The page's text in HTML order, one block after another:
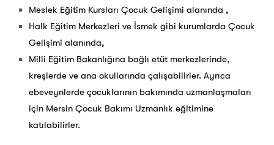
Meslek Eğitim Kursları Çocuk Gelişimi alanında ,
Halk Eğitim Merkezleri ve İsmek gibi kurumlarda Çocuk
Gelişimi alanında,
Milli Eğitim Bakanlığına bağlı etüt merkezlerinde,
kreşlerde ve ana okullarında çalışabilirler. Ayrıca
ebeveynlerde çocuklarının bakımında uzmanlaşmaları
için Mersin Çocuk Bakımı Uzmanlık eğitimine
katılabilirler.